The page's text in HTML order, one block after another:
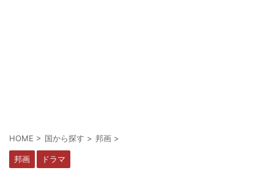
HOME > 国から探す > 邦画 >
邦画 ドラマ